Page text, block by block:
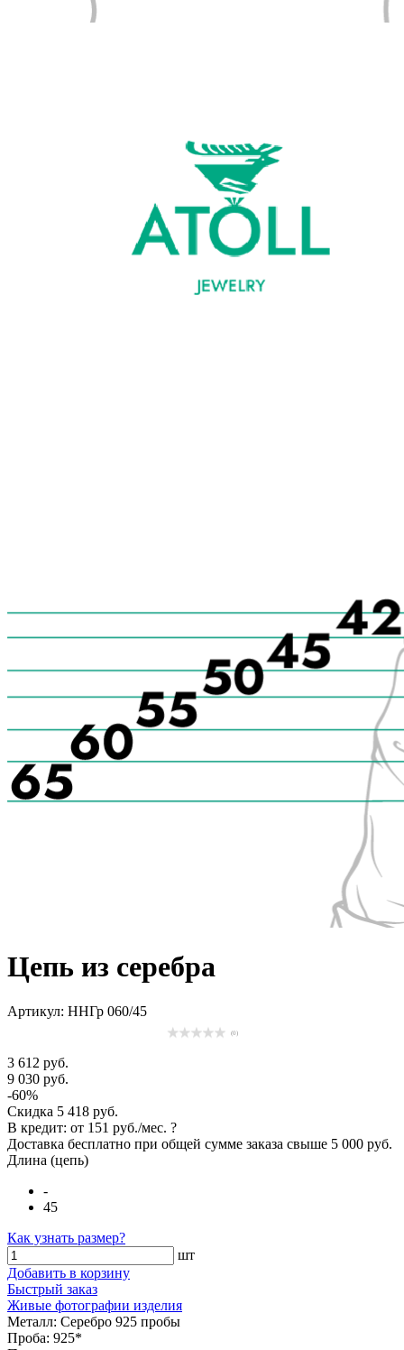
Цепь из серебра
Артикул: ННГр 060/45
(0)
3 612 руб.
9 030 руб.
-60%
Скидка 5 418 руб.
В кредит: от 151 руб./мес. ?
Доставка бесплатно при общей сумме заказа свыше 5 000 руб.
Длина (цепь)
-
45
Как узнать размер?
шт
Добавить в корзину
Быстрый заказ
Живые фотографии изделия
Металл: Серебро 925 пробы
Проба: 925*